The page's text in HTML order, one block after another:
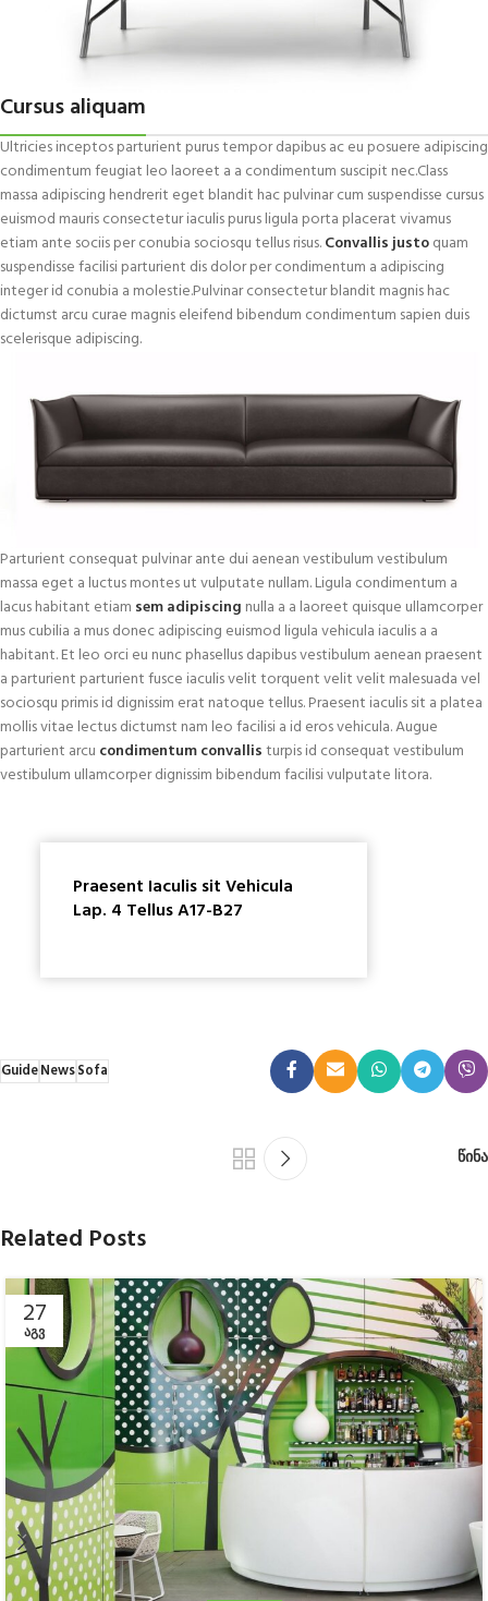
Cursus aliquam
Ultricies inceptos parturient purus tempor dapibus ac eu posuere adipiscing
condimentum feugiat leo laoreet a a condimentum suscipit nec.Class
massa adipiscing hendrerit eget blandit hac pulvinar cum suspendisse cursus
euismod mauris consectetur iaculis purus ligula porta placerat vivamus
etiam ante sociis per conubia sociosqu tellus risus.Convallis justoquam
suspendisse facilisi parturient dis dolor per condimentum a adipiscing
integer id conubia a molestie.Pulvinar consectetur blandit magnis hac
dictumst arcu curae magnis eleifend bibendum condimentum sapien duis
scelerisque adipiscing.
Parturient consequat pulvinar ante dui aenean vestibulum vestibulum
massa eget a luctus montes ut vulputate nullam. Ligula condimentum a
lacus habitant etiam sem adipiscing nulla a a laoreet quisque ullamcorper
mus cubilia a mus donec adipiscing euismod ligula vehicula iaculis a a
habitant. Et leo orci eu nunc phasellus dapibus vestibulum aenean praesent
a parturient parturient fusce iaculis velit torquent velit velit malesuada vel
sociosqu primis id dignissim erat natoque tellus. Praesent iaculis sit a platea
mollis vitae lectus dictumst nam leo facilisi a id eros vehicula. Augue
parturient arcu condimentum convallisturpis id consequat vestibulum
vestibulum ullamcorper dignissim bibendum facilisi vulputate litora.
Praesent Iaculis sit Vehicula
Lap. 4 Tellus A17-B27
GuideNewsSofa
წინა
Related Posts
27
ᲐᲒᲕ